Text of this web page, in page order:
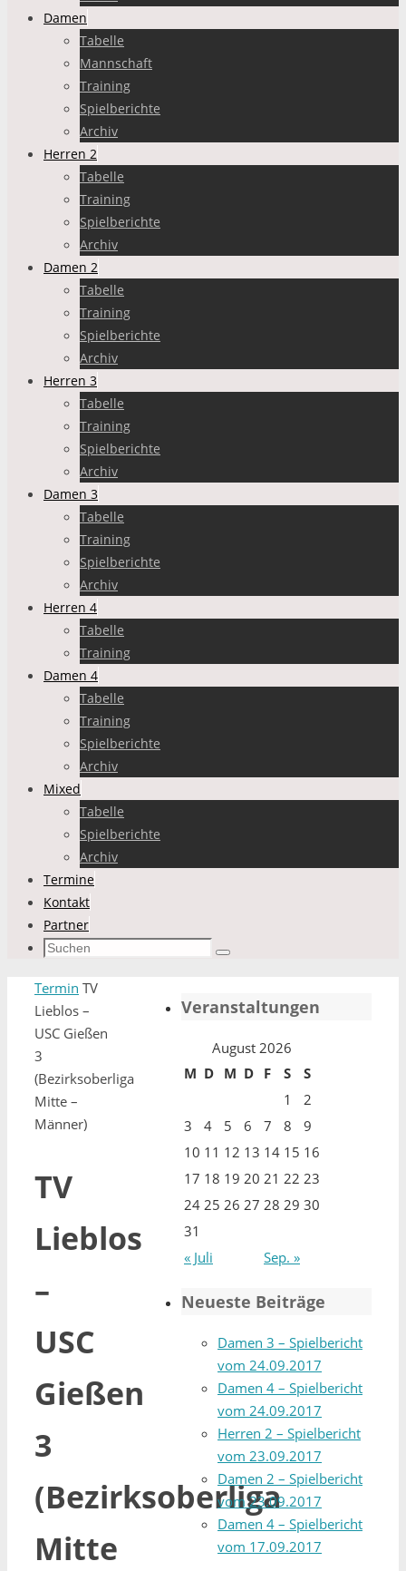
Damen
Tabelle
Mannschaft
Training
Spielberichte
Archiv
Herren 2
Tabelle
Training
Spielberichte
Archiv
Damen 2
Tabelle
Training
Spielberichte
Archiv
Herren 3
Tabelle
Training
Spielberichte
Archiv
Damen 3
Tabelle
Training
Spielberichte
Archiv
Herren 4
Tabelle
Training
Damen 4
Tabelle
Training
Spielberichte
Archiv
Mixed
Tabelle
Spielberichte
Archiv
Termine
Kontakt
Partner
Suchen
Suchen
Start
Termin TV
Lieblos –
USC Gießen
3
(Bezirksoberliga
Mitte –
Männer)
TV
Lieblos
–
USC
Gießen
3
(Bezirksoberliga
Mitte
Veranstaltungen
August 2026
M D M D F S
S
1
2
3
4 5 6 7 8
9
10 11 12 13 14 15 16
17 18 19 20 21 22 23
24 25 26 27 28 29 30
31
« Juli
Sep. »
Neueste Beiträge
Damen 3 – Spielbericht
vom 24.09.2017
Damen 4 – Spielbericht
vom 24.09.2017
Herren 2 – Spielbericht
vom 23.09.2017
Damen 2 – Spielbericht
vom 23.09.2017
Damen 4 – Spielbericht
vom 17.09.2017